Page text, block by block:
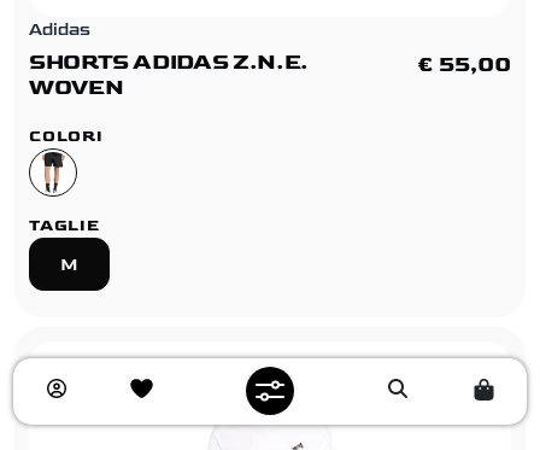
Adidas
SHORTS ADIDAS Z.N.E.
WOVEN
€ 55,00
COLORI
TAGLIE
M